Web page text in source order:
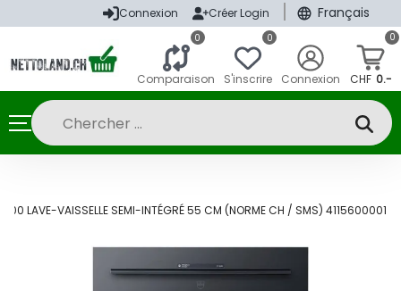
Connexion Créer Login Français
0
Comparaison
0
S'inscrire Connexion
0
CHF 0.-
LAVE-VAISSELLE SEMI-INTÉGRÉ 55 CM (NORME CH / SMS) 4115600001